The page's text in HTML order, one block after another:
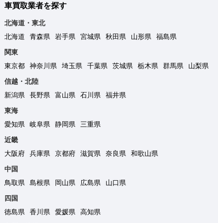
車買取業者を探す
北海道・東北
北海道
青森県 岩手県 宮城県 秋田県 山形県
福島県
関東
東京都
神奈川県 埼玉県 千葉県 茨城県 栃木県 群馬県
山梨県
信越・北陸
新潟県
長野県 富山県 石川県
福井県
東海
愛知県
岐阜県 静岡県
三重県
近畿
大阪府
兵庫県 京都府 滋賀県 奈良県
和歌山県
中国
鳥取県
島根県 岡山県 広島県
山口県
四国
徳島県
香川県 愛媛県
高知県